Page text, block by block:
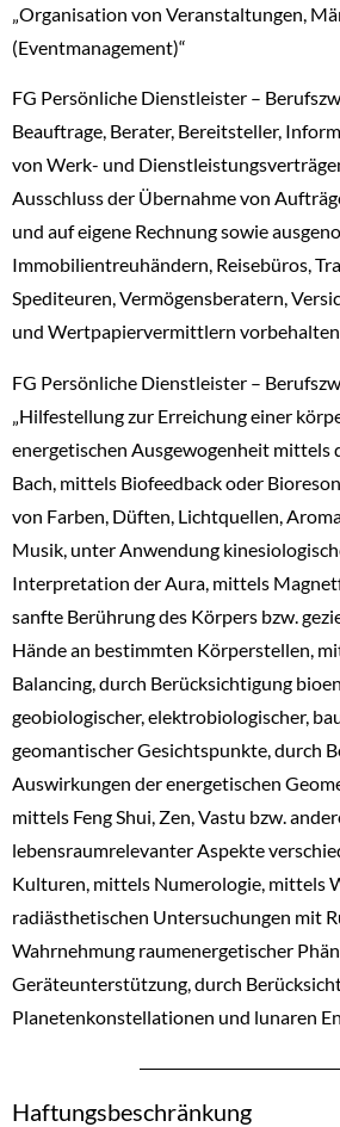
„Organisation von Veranstaltungen,
(Eventmanagement)“
FG Persönliche Dienstleister –
Beauftrage, Berater, Bereitsteller,
von Werk- und
Ausschluss der Übernahme von
und auf eigene Rechnung sowie
Immobilientreuhändern, Reisebüros,
Spediteuren, Vermögensberatern,
und Wertpapiervermittlern
FG Persönliche Dienstleister –
„Hilfestellung zur Erreichung einer
energetischen Ausgewogenheit mittels
Bach, mittels Biofeedback oder
von Farben, Düften, Lichtquellen,
Musik, unter Anwendung
Interpretation der Aura, mittels
sanfte Berührung des Körpers bzw.
Hände an bestimmten Körperstellen,
Balancing, durch Berücksichtigung
geobiologischer, elektrobiologischer,
geomantischer Gesichtspunkte, durch
Auswirkungen der energetischen
mittels Feng Shui, Zen, Vastu bzw.
lebensraumrelevanter Aspekte
Kulturen, mittels Numerologie, mittels
radiästhetischen Untersuchungen mit
Wahrnehmung raumenergetischer
Geräteunterstützung, durch
Planetenkonstellationen und lunaren
Haftungsbeschränkung